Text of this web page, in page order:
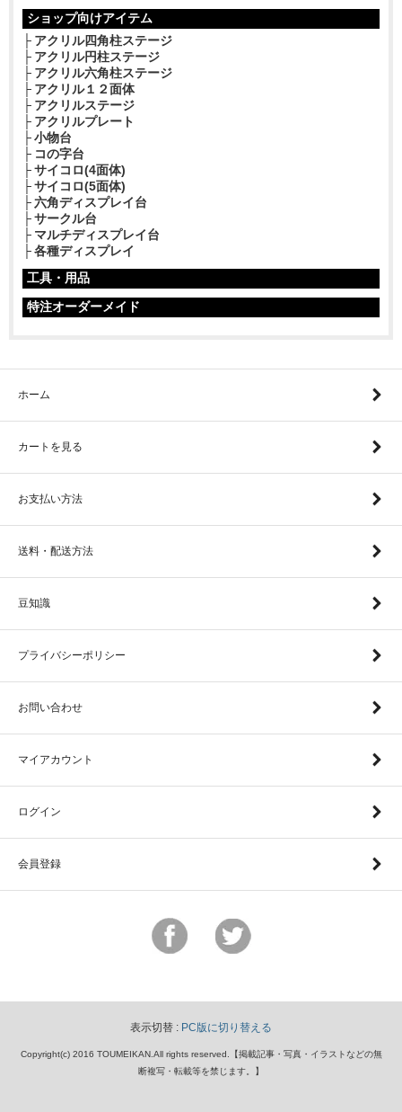
ショップ向けアイテム
アクリル四角柱ステージ
アクリル円柱ステージ
アクリル六角柱ステージ
アクリル１２面体
アクリルステージ
アクリルプレート
小物台
コの字台
サイコロ(4面体)
サイコロ(5面体)
六角ディスプレイ台
サークル台
マルチディスプレイ台
各種ディスプレイ
工具・用品
特注オーダーメイド
ホーム
カートを見る
お支払い方法
送料・配送方法
豆知識
プライバシーポリシー
お問い合わせ
マイアカウント
ログイン
会員登録
表示切替 : PC版に切り替える
Copyright(c) 2016 TOUMEIKAN.All rights reserved.【掲載記事・写真・イラストなどの無
断複写・転載等を禁じます。】